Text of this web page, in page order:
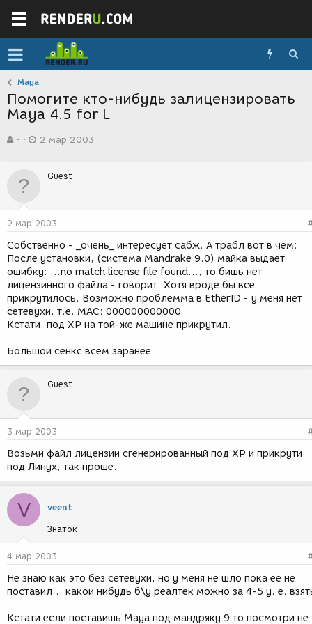
Maya
Помогите кто-нибудь залицензировать
Maya 4.5 for L
в
р
-
а
д
н
и
я
2 мар 2003
Guest
2 мар 2003
Собственно - _очень_ интересует сабж. А трабл вот в чем:
После установки, (система Mandrake 9.0) майка выдает
ошибку: ...no match license file found..., то бишь нет
лицензинного файла - говорит. Хотя вроде бы все
прикрутилось. Возможно проблемма в EtherID - у меня нет
сетевухи, т.е. MAC: 000000000000
Кстати, под XP на той-же машине прикрутил.
Большой сенкс всем заранее.
Guest
3 мар 2003
Возьми файл лицензии сгенерированный под ХР и прикрути
под Линух, так проще.
V veent
Знаток
4 мар 2003
Не знаю как это без сетевухи, но у меня не шло пока её не
поставил... какой нибудь б\у реалтек можно за 4-5 у. ё.
Кстати если поставишь Maya под мандряку 9 то посмотри не